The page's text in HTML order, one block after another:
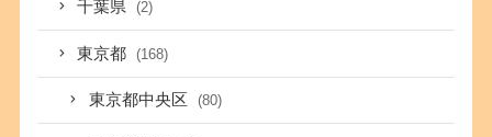
千葉県 (2)
東京都 (168)
東京都中央区 (80)